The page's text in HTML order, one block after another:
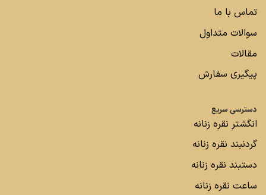
تماس با ما
سوالات متداول
مقالات
پیگیری سفارش
دسترسی سریع
انگشتر نقره زنانه
گردنبند نقره زنانه
دستبند نقره زنانه
ساعت نقره زنانه